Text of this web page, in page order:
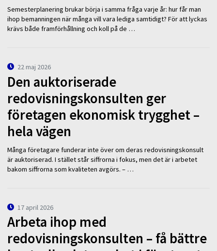
Semesterplanering brukar börja i samma fråga varje år: hur får man
ihop bemanningen när många vill vara lediga samtidigt? För att lyckas
krävs både framförhållning och koll på de …
22 maj 2026
Den auktoriserade
redovisningskonsulten ger
företagen ekonomisk trygghet –
hela vägen
Många företagare funderar inte över om deras redovisningskonsult
är auktoriserad. I stället står siffrorna i fokus, men det är i arbetet
bakom siffrorna som kvaliteten avgörs. – …
17 april 2026
Arbeta ihop med
redovisningskonsulten – få bättre